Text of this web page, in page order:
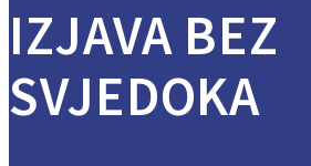
IZJAVA BEZ
SVJEDOKA